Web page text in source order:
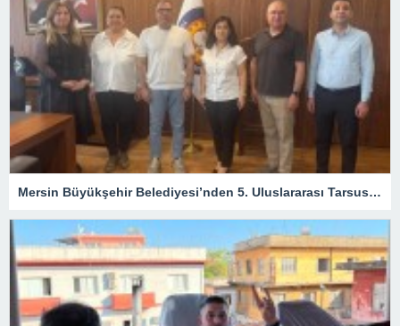
Mersin Büyükşehir Belediyesi’nden 5. Uluslararası Tarsus Festivali İçin Hazırlık Toplantıları